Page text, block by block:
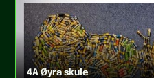
4A Øyra skule